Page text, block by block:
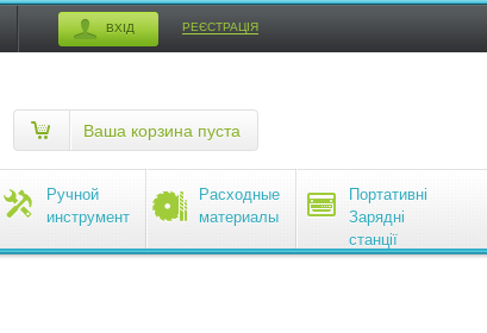
ВХІД РЕЄСТРАЦІЯ
Ваша корзина пуста
Ручной
инструмент
Расходные
материалы
Портативні
Зарядні
станції
EcoFlow